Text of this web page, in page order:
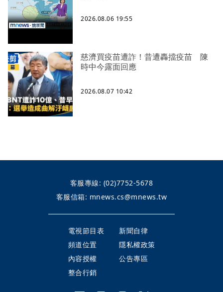
2026.08.06 19:55
慈濟買疫苗遭詐！昔遭轟擋疫苗 陳
時中今露面回應
2026.08.07 10:42
客服專線: (02)7752-5678
客服信箱: mnews.cs@mnews.tw
電視節目表
新聞自律
頻道位置
隱私權政策
內容授權
公告專區
整合行銷